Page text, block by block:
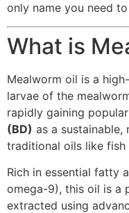
only name you need
What is
Mealworm oil is a
larvae of the
rapidly gaining
(BD) as a
traditional oils like
Rich in essential fatty
omega-9), this oil is a
extracted using